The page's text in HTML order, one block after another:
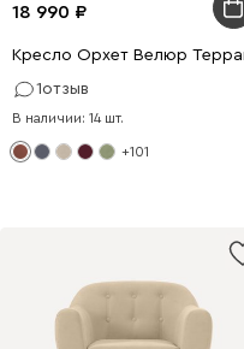
18 990
Кресло Орхет Велюр
1отзыв
В наличии: 14 шт.
+101